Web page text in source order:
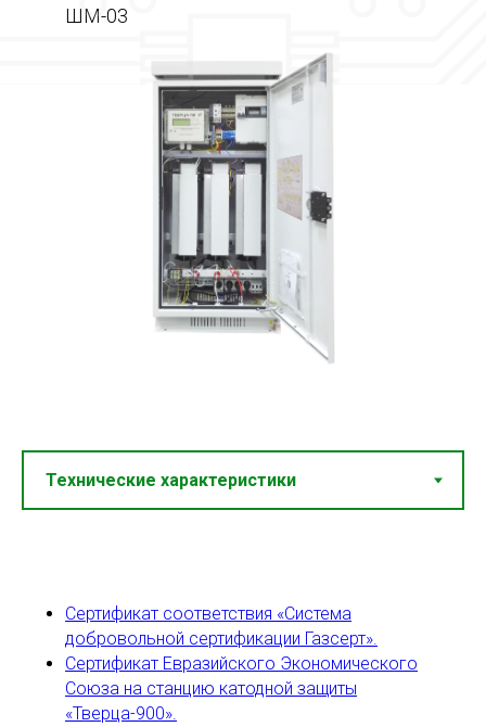
ШМ-03
установленными на входные и
выходные цепи СКЗ, вводными
автоматическими выключателями,
счетчиком электрической энергии
и аккумулятором. Выходная
Сертификат соответствия «Система
добровольной сертификации Газсерт».
Сертификат Евразийского Экономического
Союза на станцию катодной защиты
«Тверца-900».